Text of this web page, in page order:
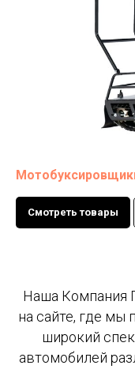
Смотреть товары
Наша Компания
на сайте, где
широкий
автомобилей